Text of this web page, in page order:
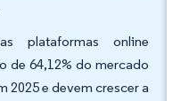
plataformas online
de 64,12% do mercado
2025 e devem crescer a